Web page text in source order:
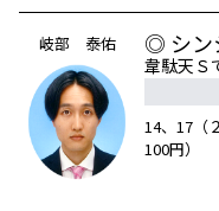
岐部 泰佑 ◎ シン
韋駄天Ｓ
14、17（
100円）